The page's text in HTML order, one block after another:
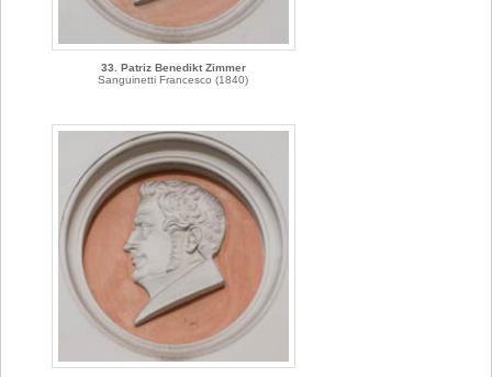
33. Patriz Benedikt Zimmer
Sanguinetti Francesco (1840)